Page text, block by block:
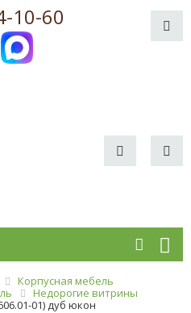
10-60
Корпусная мебель
Недорогие витрины
01) дуб юкон